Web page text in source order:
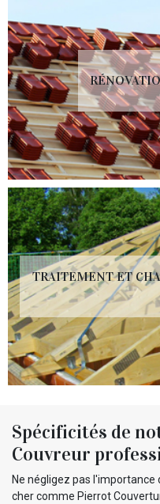
TRAITEMENT ET
Spécificités de
Couvreur
Ne négligez pas l'importance
cher comme Pierrot